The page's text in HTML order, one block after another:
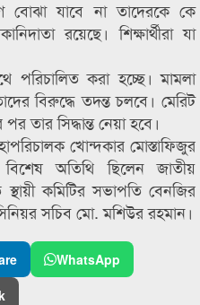
বোঝা যাবে না তাদেরকে কে
রয়েছে। শিক্ষার্থীরা যা
পরিচালিত করা হচ্ছে। মামলা
বিরুদ্ধে তদন্ত চলবে। মেরিট
তার সিদ্ধান্ত নেয়া হবে।
খোন্দকার মোস্তাফিজুর
বিশেষ অতিথি ছিলেন জাতীয়
স্থায়ী কমিটির সভাপতি বেনজির
সচিব মো. মশিউর রহমান।
WhatsApp